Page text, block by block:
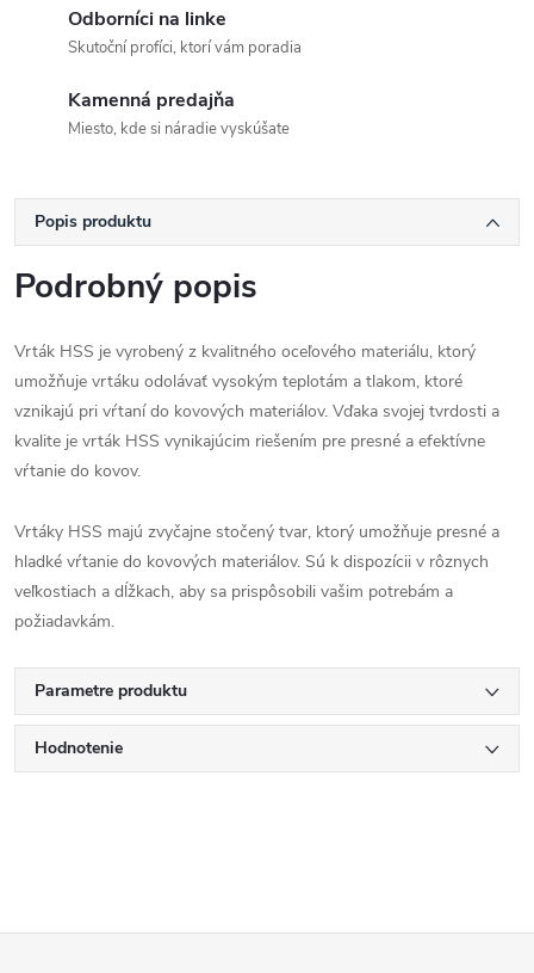
Odborníci na linke
Skutoční profíci, ktorí vám poradia
Kamenná predajňa
Miesto, kde si náradie vyskúšate
Popis produktu
Podrobný popis
Vrták HSS je vyrobený z kvalitného oceľového materiálu, ktorý
umožňuje vrtáku odolávať vysokým teplotám a tlakom, ktoré
vznikajú pri vŕtaní do kovových materiálov. Vďaka svojej tvrdosti a
kvalite je vrták HSS vynikajúcim riešením pre presné a efektívne
vŕtanie do kovov.
Vrtáky HSS majú zvyčajne stočený tvar, ktorý umožňuje presné a
hladké vŕtanie do kovových materiálov. Sú k dispozícii v rôznych
veľkostiach a dĺžkach, aby sa prispôsobili vašim potrebám a
požiadavkám.
Parametre produktu
Hodnotenie